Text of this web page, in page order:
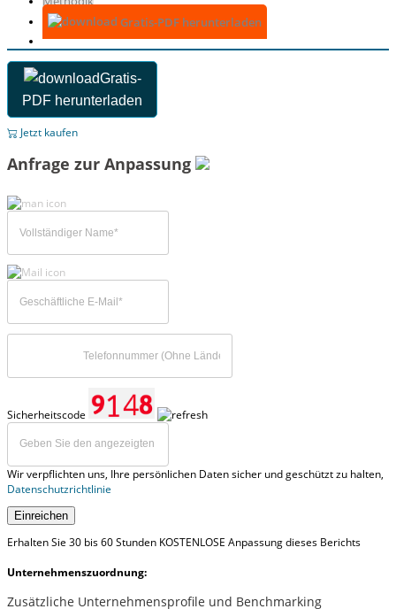
Gratis-PDF herunterladen
Gratis-
PDF herunterladen
Jetzt kaufen
Anfrage zur Anpassung
Sicherheitscode
Wir verpflichten uns, Ihre persönlichen Daten sicher und geschützt zu halten,
Datenschutzrichtlinie
Einreichen
Erhalten Sie 30 bis 60 Stunden KOSTENLOSE Anpassung dieses Berichts
Unternehmenszuordnung:
Zusätzliche Unternehmensprofile und Benchmarking